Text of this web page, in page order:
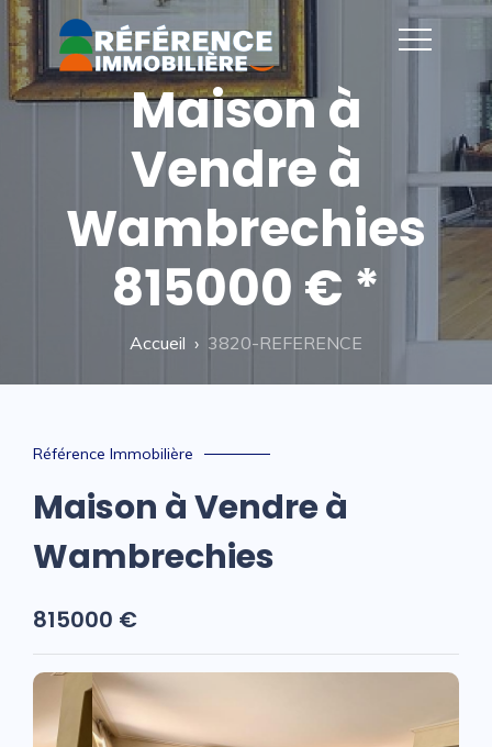
Maison à
Vendre à
Wambrechies
815000 € *
Accueil 3820-REFERENCE
Référence Immobilière
Maison à Vendre à
Wambrechies
815000 €